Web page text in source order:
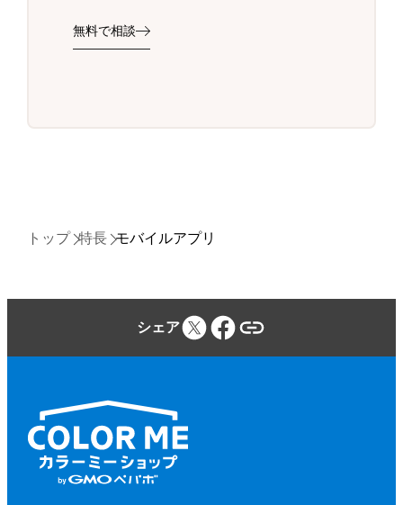
無料で相談
トップ 特長 モバイルアプリ
シェア